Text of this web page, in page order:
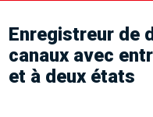
Enregistreur de
canaux avec
et à deux états